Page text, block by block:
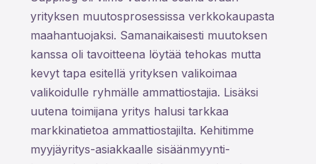
yrityksen muutosprosessissa verkkokaupasta
maahantuojaksi. Samanaikaisesti muutoksen
kanssa oli tavoitteena löytää tehokas mutta
kevyt tapa esitellä yrityksen valikoimaa
valikoidulle ryhmälle ammattiostajia. Lisäksi
uutena toimijana yritys halusi tarkkaa
markkinatietoa ammattiostajilta. Kehitimme
myyjäyritys-asiakkaalle sisäänmyynti-